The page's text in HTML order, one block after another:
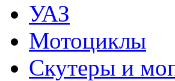
УАЗ
Мотоциклы
Скутеры и